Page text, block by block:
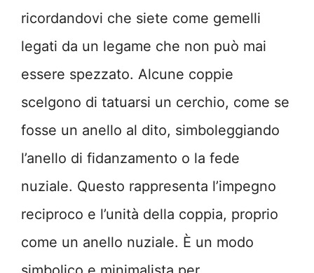
ricordandovi che siete come gemelli
legati da un legame che non può mai
essere spezzato. Alcune coppie
scelgono di tatuarsi un cerchio, come se
fosse un anello al dito, simboleggiando
l’anello di fidanzamento o la fede
nuziale. Questo rappresenta l’impegno
reciproco e l’unità della coppia, proprio
come un anello nuziale. È un modo